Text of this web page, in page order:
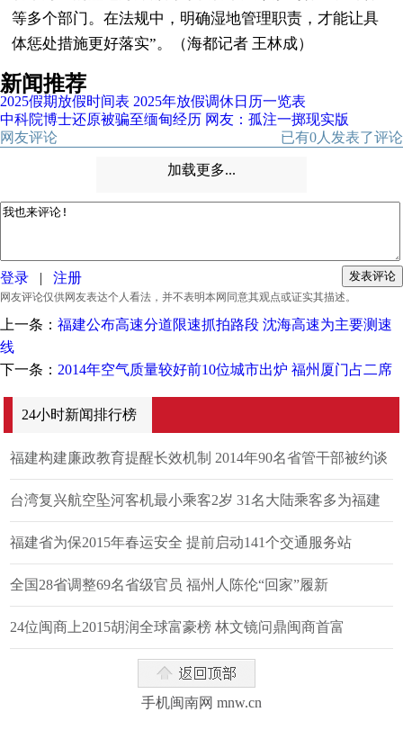
等多个部门。在法规中，明确湿地管理职责，才能让具
体惩处措施更好落实”。（海都记者 王林成）
新闻推荐
2025假期放假时间表 2025年放假调休日历一览表
中科院博士还原被骗至缅甸经历 网友：孤注一掷现实版
已有0 人发表了评论
网友评论
加载更多...
登录 | 注册
网友评论仅供网友表达个人看法，并不表明本网同意其观点或证实其描述。
上一条： 福建公布高速分道限速抓拍路段 沈海高速为主要测速
线
下一条： 2014年空气质量较好前10位城市出炉 福州厦门占二席
24小时新闻排行榜
福建构建廉政教育提醒长效机制 2014年90名省管干部被约谈
台湾复兴航空坠河客机最小乘客2岁 31名大陆乘客多为福建
人
福建省为保2015年春运安全 提前启动141个交通服务站
全国28省调整69名省级官员 福州人陈伦“回家”履新
24位闽商上2015胡润全球富豪榜 林文镜问鼎闽商首富
手机闽南网 mnw.cn